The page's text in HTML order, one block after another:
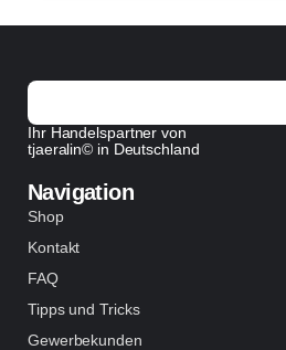
Ihr Handelspartner von
tjaeralin© in Deutschland
Navigation
Shop
Kontakt
FAQ
Tipps und Tricks
Gewerbekunden